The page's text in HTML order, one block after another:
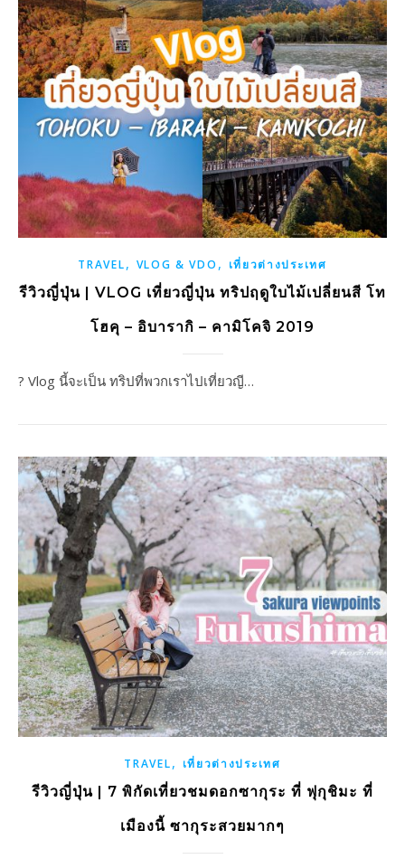
TRAVEL, VLOG & VDO , เที่ยวต่างประเทศ
รีวิวญี่ปุ่น | VLOG เที่ยวญี่ปุ่น ทริปฤดูใบไม้เปลี่ยนสี โท
โฮคุ – อิบารากิ – คามิโคจิ 2019
? Vlog นี้จะเป็น ทริปที่พวกเราไปเที่ยวญี…
TRAVEL, เที่ยวต่างประเทศ
รีวิวญี่ปุ่น | 7 พิกัดเที่ยวชมดอกซากุระ ที่ ฟุกุชิมะ ที่
เมืองนี้ ซากุระสวยมากๆ